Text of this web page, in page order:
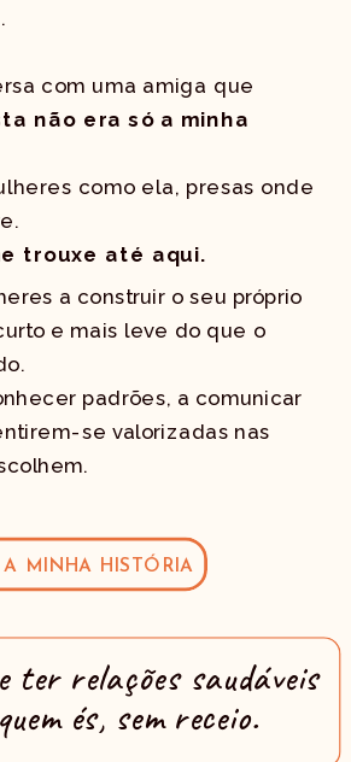
com uma amiga que
não era só a minha
como ela, presas onde
trouxe até aqui.
a construir o seu próprio
e mais leve do que o
padrões, a comunicar
se valorizadas nas
A MINHA HISTÓRIA
ter relações saudáveis
és, sem receio.